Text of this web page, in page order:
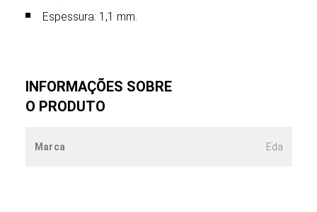
Espessura: 1,1 mm.
INFORMAÇÕES SOBRE
O PRODUTO
Marca Eda